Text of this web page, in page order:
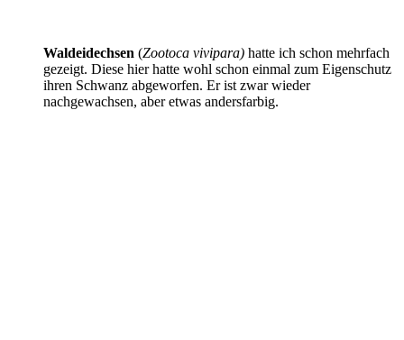
Waldeidechsen (Zootoca vivipara) hatte ich schon mehrfach
gezeigt. Diese hier hatte wohl schon einmal zum Eigenschutz
ihren Schwanz abgeworfen. Er ist zwar wieder
nachgewachsen, aber etwas andersfarbig.